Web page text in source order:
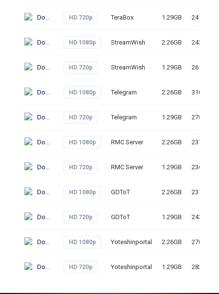
Download HD 720p TeraBox 1.29GB 241
Download HD 1080p StreamWish 2.26GB 243
Download HD 720p StreamWish 1.29GB 261
Download HD 1080p Telegram 2.26GB 310
Download HD 720p Telegram 1.29GB 278
Download HD 1080p RMC Server 2.26GB 237
Download HD 720p RMC Server 1.29GB 236
Download HD 1080p GDToT 2.26GB 237
Download HD 720p GDToT 1.29GB 243
Download HD 1080p Yoteshinportal 2.26GB 270
Download HD 720p Yoteshinportal 1.29GB 282